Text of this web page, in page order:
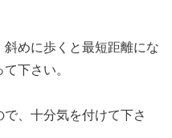
めに歩くと最短距離にな
下さい。
、十分気を付けて下さ